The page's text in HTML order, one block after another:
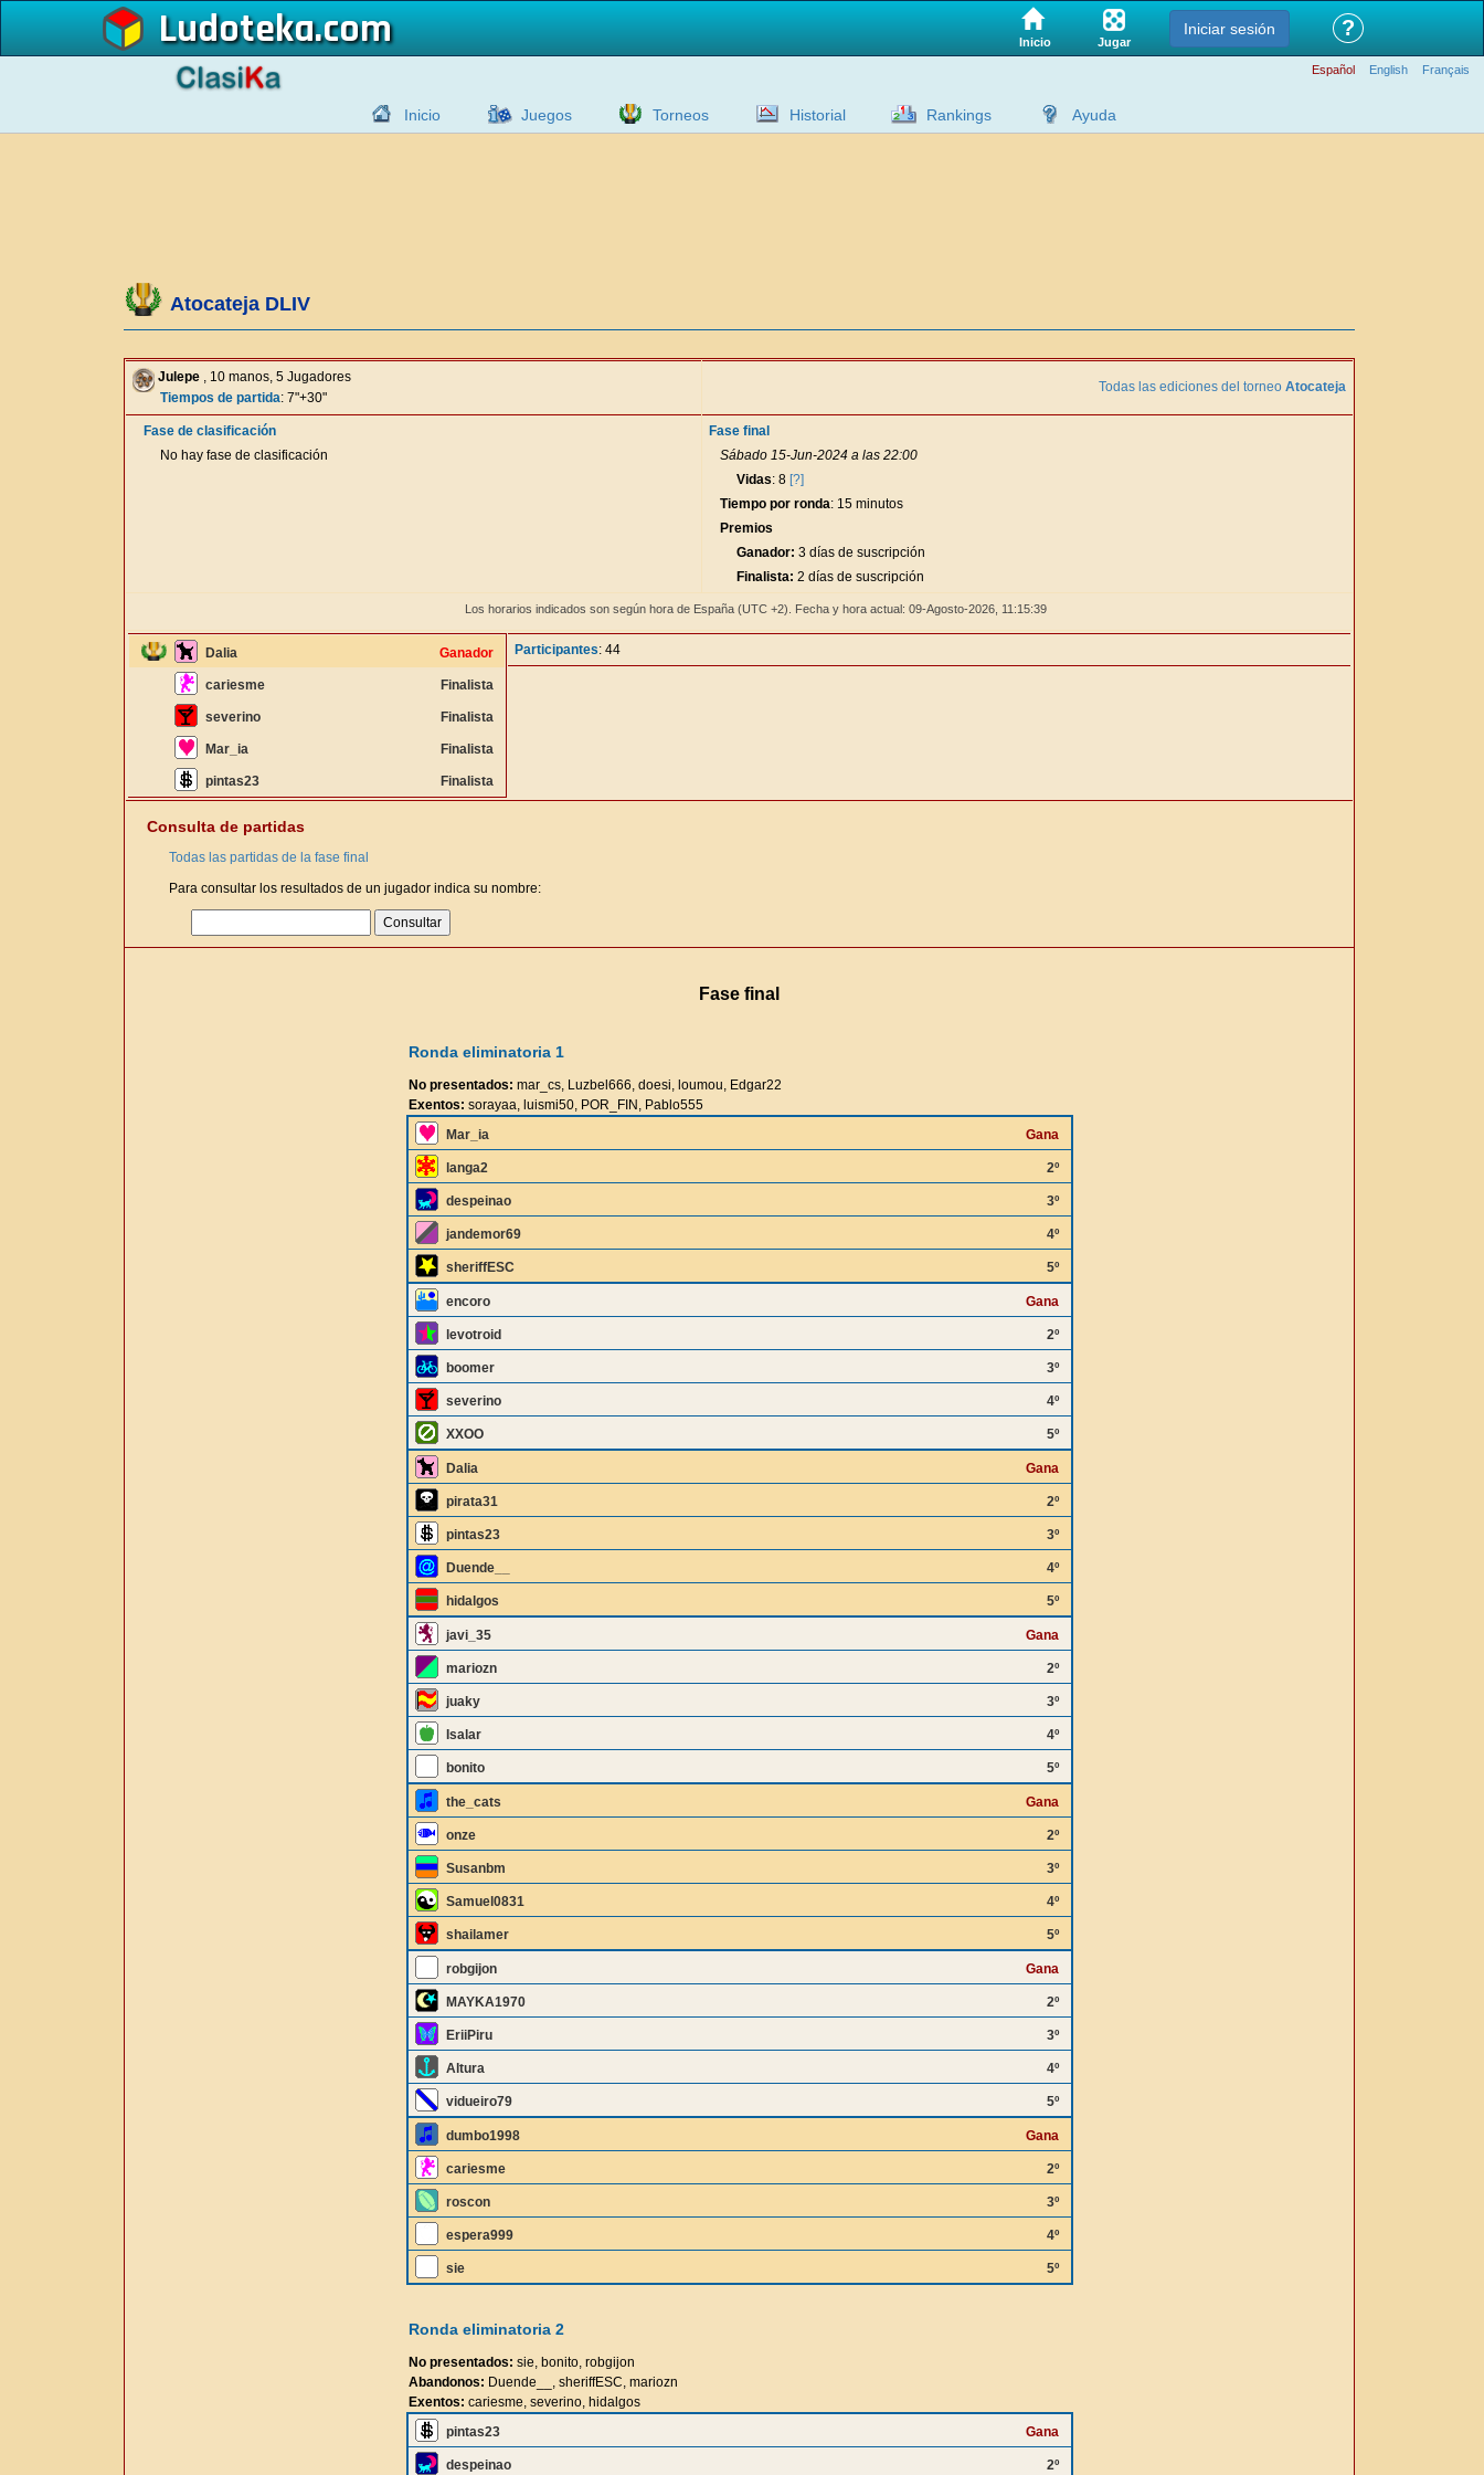
Ludoteka Inicio Jugar
Iniciar sesión ?
Español English Français
Inicio Juegos Torneos Historial Rankings Ayuda
Atocateja DLIV
Julepe , 10 manos, 5 Jugadores
Tiempos de partida: 7"+30"
Todas las ediciones del torneo Atocateja
Fase de clasificación
No hay fase de clasificación
Fase final
Sábado 15-Jun-2024 a las 22:00
Vidas: 8 [?]
Tiempo por ronda: 15 minutos
Premios
Ganador: 3 días de suscripción
Finalista: 2 días de suscripción
Los horarios indicados son según hora de España (UTC +2). Fecha y hora actual: 09-Agosto-2026, 11:15:39
Dalia Ganador
cariesme Finalista
severino Finalista
Mar_ia Finalista
pintas23 Finalista
Participantes: 44
Consulta de partidas
Todas las partidas de la fase final
Para consultar los resultados de un jugador indica su nombre:
Fase final
Ronda eliminatoria 1
No presentados: mar_cs, Luzbel666, doesi, loumou, Edgar22
Exentos: sorayaa, luismi50, POR_FIN, Pablo555
Mar_ia
Gana
langa2 2º
despeinao 3º
jandemor69 4º
sheriffESC 5º
encoro Gana
levotroid 2º
boomer 3º
severino 4º
XXOO 5º
Dalia Gana
pirata31 2º
pintas23 3º
Duende__ 4º
hidalgos 5º
javi_35 Gana
mariozn 2º
juaky 3º
Isalar 4º
bonito 5º
the_cats Gana
onze 2º
Susanbm 3º
Samuel0831 4º
shailamer 5º
robgijon Gana
MAYKA1970 2º
EriiPiru 3º
Altura 4º
vidueiro79 5º
dumbo1998 Gana
cariesme 2º
roscon 3º
espera999 4º
sie 5º
Ronda eliminatoria 2
No presentados: sie, bonito, robgijon
Abandonos: Duende__, sheriffESC, mariozn
Exentos: cariesme, severino, hidalgos
pintas23
Gana
despeinao 2º